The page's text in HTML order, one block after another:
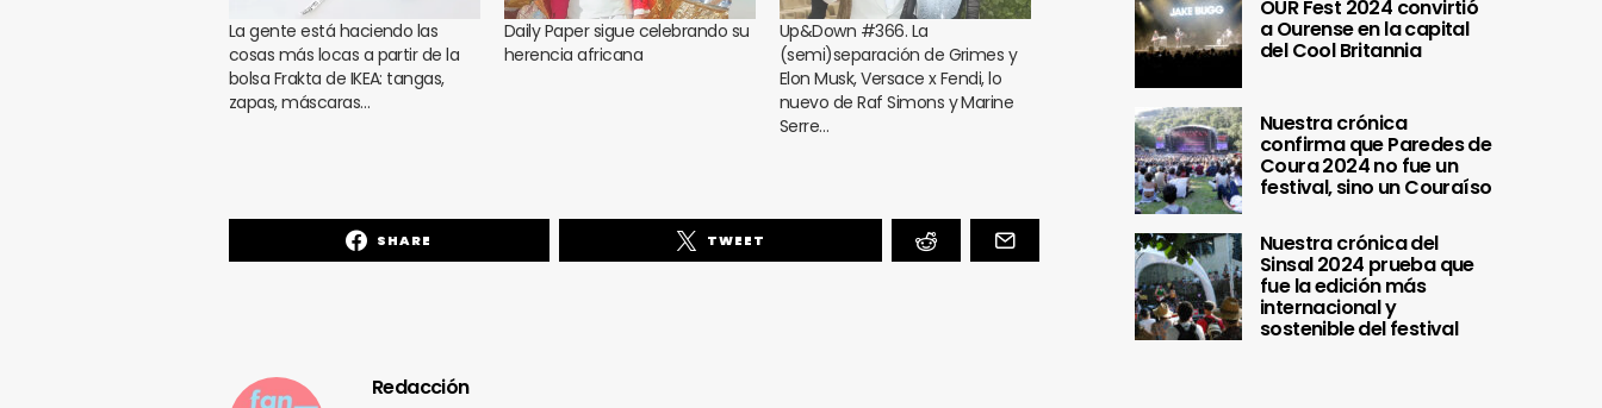
La gente está haciendo las
cosas más locas a partir de la
bolsa Frakta de IKEA: tangas,
zapas, máscaras…
Daily Paper sigue celebrando su
herencia africana
Up&Down #366. La
(semi)separación de Grimes y
Elon Musk, Versace x Fendi, lo
nuevo de Raf Simons y Marine
Serre…
SHARE TWEET
Redacción
OUR Fest 2024 convirtió
a Ourense en la capital
del Cool Britannia
Nuestra crónica
confirma que Paredes de
Coura 2024 no fue un
festival, sino un Couraíso
Nuestra crónica del
Sinsal 2024 prueba que
fue la edición más
internacional y
sostenible del festival